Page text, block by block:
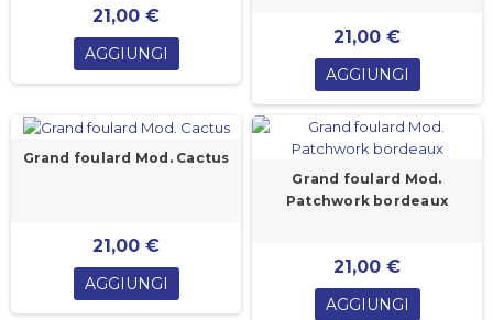
21,00 €
AGGIUNGI
21,00 €
AGGIUNGI
Grand foulard Mod. Cactus
21,00 €
AGGIUNGI
Grand foulard Mod.
Patchwork bordeaux
21,00 €
AGGIUNGI